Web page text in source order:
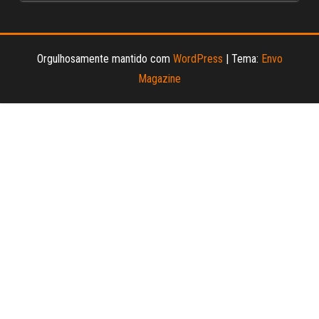
Orgulhosamente mantido com WordPress | Tema: Envo
Magazine